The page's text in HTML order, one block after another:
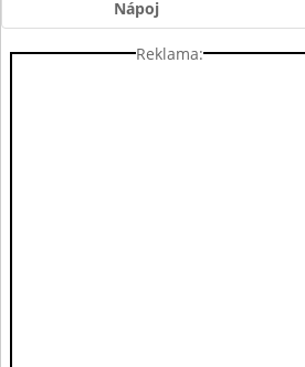
Nápoj
Reklama: